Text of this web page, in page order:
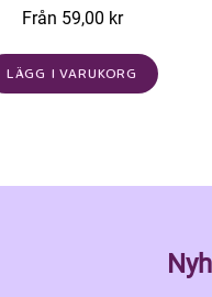
Från 59,00 kr
LÄGG I VARUKORG